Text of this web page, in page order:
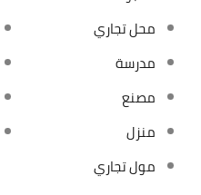
محل تجاري
مدرسة
مصنع
منزل
مول تجاري